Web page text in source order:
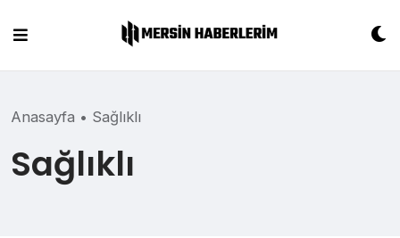
content
Anasayfa • Sağlıklı
Sağlıklı